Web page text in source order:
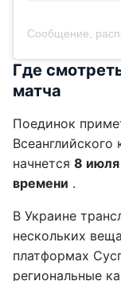
Сообщение,
Где
матча
Поединок
Всеанглийского
начнется 8 июля
времени .
В Украине
нескольких
платформах
региональные